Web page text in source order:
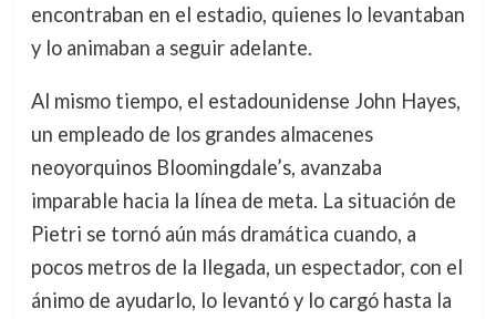
encontraban en el estadio, quienes lo levantaban
y lo animaban a seguir adelante.
Al mismo tiempo, el estadounidense John Hayes,
un empleado de los grandes almacenes
neoyorquinos Bloomingdale’s, avanzaba
imparable hacia la línea de meta. La situación de
Pietri se tornó aún más dramática cuando, a
pocos metros de la llegada, un espectador, con el
ánimo de ayudarlo, lo levantó y lo cargó hasta la